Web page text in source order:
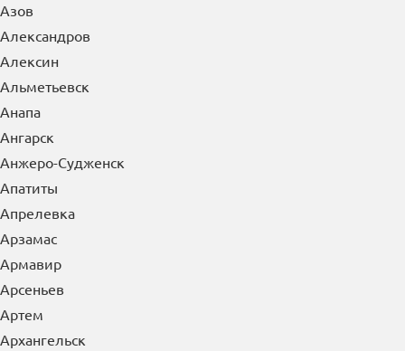
Азов
Александров
Алексин
Альметьевск
Анапа
Ангарск
Анжеро-Судженск
Апатиты
Апрелевка
Арзамас
Армавир
Арсеньев
Артем
Архангельск